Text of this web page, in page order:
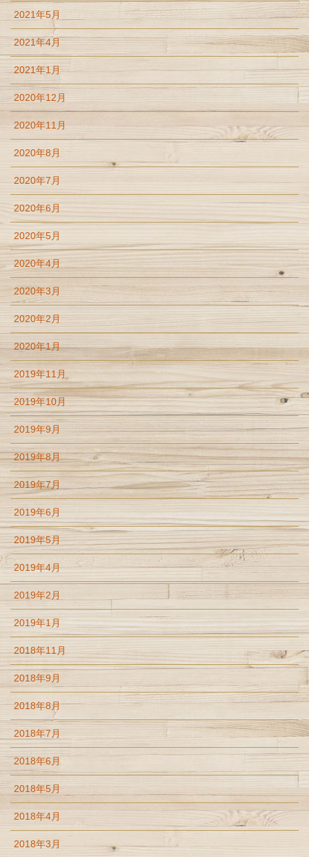
2021年5月
2021年4月
2021年1月
2020年12月
2020年11月
2020年8月
2020年7月
2020年6月
2020年5月
2020年4月
2020年3月
2020年2月
2020年1月
2019年11月
2019年10月
2019年9月
2019年8月
2019年7月
2019年6月
2019年5月
2019年4月
2019年2月
2019年1月
2018年11月
2018年9月
2018年8月
2018年7月
2018年6月
2018年5月
2018年4月
2018年3月